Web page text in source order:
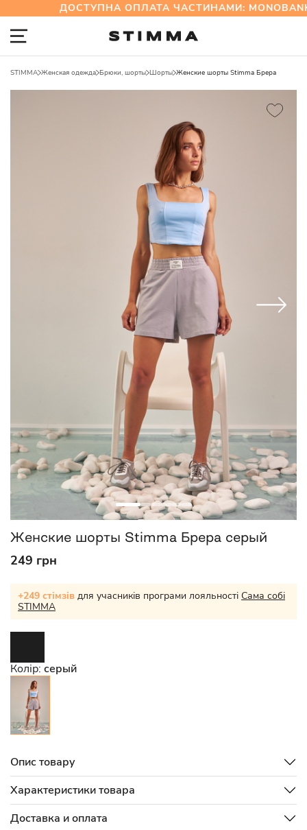
ДОСТУПНА ОПЛАТА ЧАСТИНАМИ:
STIMMA Женская одежда Брюки, шорты Шорты Женские шорты Stimma Брера
Женские шорты Stimma Брера серый
249 грн
+249 стімзів для учасників програми лояльності Сама собі
STIMMA
Колір: серый
Опис товару
Характеристики товара
Доставка и оплата